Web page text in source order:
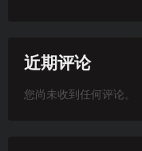
近期评论
您尚未收到任何评论。